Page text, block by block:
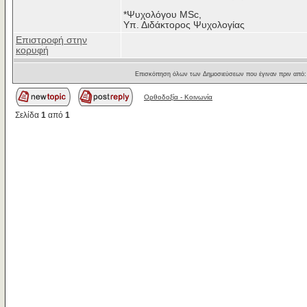
*Ψυχολόγου ΜSc,
Υπ. Διδάκτορος Ψυχολογίας
Επιστροφή στην
κορυφή
Επισκόπηση όλων των Δημοσιεύσεων που έγιναν πριν
Ορθοδοξία - Κοινωνία
Σελίδα 1 από 1